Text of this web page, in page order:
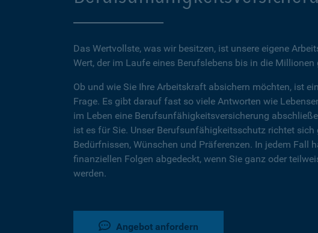
Das Wertvollste, was wir besitzen, ist unsere eigene
Wert, der im Laufe eines Berufslebens bis in die Millionen
Ob und wie Sie Ihre Arbeitskraft absichern möchten, ist
Frage. Es gibt darauf fast so viele Antworten wie
im Leben eine Berufsunfähigkeitsversicherung
ist es für Sie. Unser Berufsunfähigkeitsschutz richtet sich
Bedürfnissen, Wünschen und Präferenzen. In jedem Fall
finanziellen Folgen abgedeckt, wenn Sie ganz oder
werden.
Angebot anfordern